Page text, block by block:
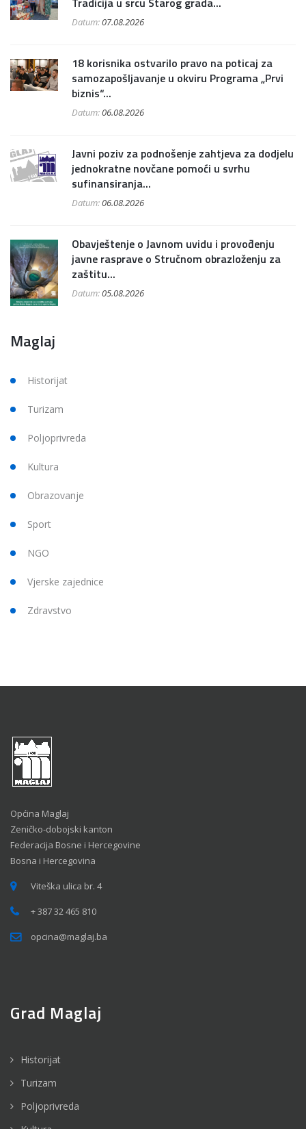
Datum:07.08.2026
18 korisnika ostvarilo pravo na poticaj za
samozapošljavanje u okviru Programa „Prvi
biznis“...
Datum:06.08.2026
Javni poziv za podnošenje zahtjeva za dodjelu
jednokratne novčane pomoći u svrhu
sufinansiranja...
Datum:06.08.2026
Obavještenje o Javnom uvidu i provođenju
javne rasprave o Stručnom obrazloženju za
zaštitu...
Datum:05.08.2026
Maglaj
Historijat
Turizam
Poljoprivreda
Kultura
Obrazovanje
Sport
NGO
Vjerske zajednice
Zdravstvo
Općina Maglaj
Zeničko-dobojski kanton
Federacija Bosne i Hercegovine
Bosna i Hercegovina
Viteška ulica br. 4
+ 387 32 465 810
opcina@maglaj.ba
Grad Maglaj
Historijat
Turizam
Poljoprivreda